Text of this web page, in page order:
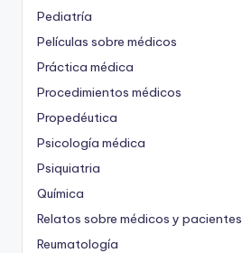
Pediatría
Películas sobre médicos
Práctica médica
Procedimientos médicos
Propedéutica
Psicología médica
Psiquiatria
Química
Relatos sobre médicos y pacientes
Reumatología